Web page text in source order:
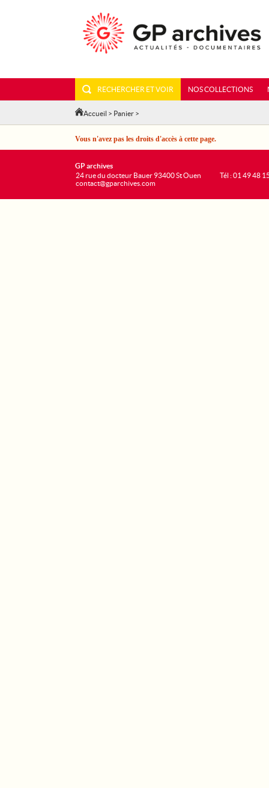
RECHERCHER ET VOIR NOS COLLECTIONS
Accueil > Panier >
Vous n'avez pas les droits d'accès à cette page.
GP archives
24 rue du docteur Bauer 93400 St Ouen
contact@gparchives.com
Tél : 01 49 48